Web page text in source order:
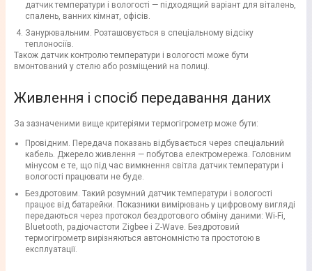
датчик температури і вологості — підходящий варіант для віталень,
спалень, ванних кімнат, офісів.
Занурювальним. Розташовується в спеціальному відсіку
теплоносіїв.
Також датчик контролю температури і вологості може бути
вмонтований у стелю або розміщений на полиці.
Живлення і спосіб передавання даних
За зазначеними вище критеріями термогігрометр може бути:
Провідним. Передача показань відбувається через спеціальний
кабель. Джерело живлення — побутова електромережа. Головним
мінусом є те, що під час вимкнення світла датчик температури і
вологості працювати не буде.
Бездротовим. Такий розумний датчик температури і вологості
працює від батарейки. Показники вимірювань у цифровому вигляді
передаються через протокол бездротового обміну даними: Wi-Fi,
Bluetooth, радіочастоти Zigbee і Z-Wave. Бездротовий
термогігрометр вирізняються автономністю та простотою в
експлуатації.